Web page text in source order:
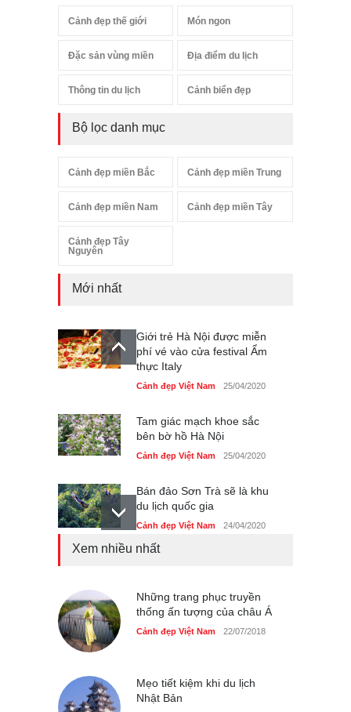
Cảnh đẹp thế giới Món ngon
Đặc sản vùng miền Địa điểm du lịch
Thông tin du lịch Cảnh biển đẹp
Bộ lọc danh mục
Cảnh đẹp miền Bắc Cảnh đẹp miền Trung
Cảnh đẹp miền Nam Cảnh đẹp miền Tây
Cảnh đẹp Tây
Nguyên
Mới nhất
Giới trẻ Hà Nội được miễn
phí vé vào cửa festival Ẩm
thực Italy
Cảnh đẹp Việt Nam 25/04/2020
Tam giác mạch khoe sắc
bên bờ hồ Hà Nội
Cảnh đẹp Việt Nam 25/04/2020
Bán đảo Sơn Trà sẽ là khu
du lịch quốc gia
Cảnh đẹp Việt Nam 24/04/2020
Cảnh đẹp Việt Nam 25/04/2020
Nhiều hoạt động tôn vinh
Xem nhiều nhất
Những trang phục truyền
thống ấn tượng của châu Á
Cảnh đẹp Việt Nam 22/07/2018
Mẹo tiết kiệm khi du lịch
Nhật Bản